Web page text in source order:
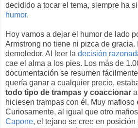
decidido a tocar el tema, siempre ha
humor.
Hoy vamos a dejar el humor de lado
Armstrong no tiene ni pizca de gracia.
demoledor. Al leer la decisión
cae el alma a los pies. Los más de
documentación se resumen
quería ganar a cualquier precio,
todo tipo de trampas y coaccionar
hiciesen trampas con él. Muy mafioso
Curiosamente, al igual que otro
Capone, el tejano se cree en posición